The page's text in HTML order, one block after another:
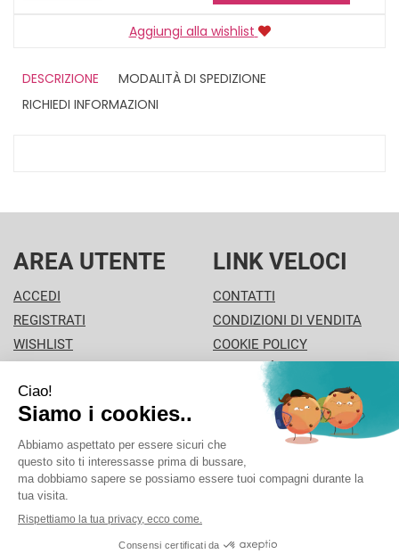
Aggiungi alla wishlist
DESCRIZIONE
MODALITÀ DI SPEDIZIONE
RICHIEDI INFORMAZIONI
AREA UTENTE
ACCEDI
REGISTRATI
WISHLIST
NEWSLETTER
LINK VELOCI
CONTATTI
CONDIZIONI DI VENDITA
COOKIE POLICY
MODALITÀ DI PAGAMENTO
INFORMATIVA PRIVACY
PISA PHARMA - P.Iva: 02013280504 - Sede legale: VIA
L'ARANCIO 42 - 56126 Pisa (PI) Italia Tel/Fax. 0506930694
Cell./Whatsapp: 3312289485 info@pisapharma.it cod.
fiscale: FNCMCL73P63A091B iscritta al: PISA